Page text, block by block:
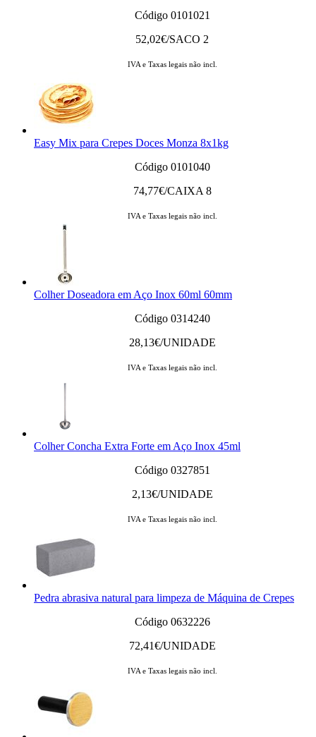
Código 0101021
52,02€/SACO 2
IVA e Taxas legais não incl.
Easy Mix para Crepes Doces Monza 8x1kg
Código 0101040
74,77€/CAIXA 8
IVA e Taxas legais não incl.
Colher Doseadora em Aço Inox 60ml 60mm
Código 0314240
28,13€/UNIDADE
IVA e Taxas legais não incl.
Colher Concha Extra Forte em Aço Inox 45ml
Código 0327851
2,13€/UNIDADE
IVA e Taxas legais não incl.
Pedra abrasiva natural para limpeza de Máquina de Crepes
Código 0632226
72,41€/UNIDADE
IVA e Taxas legais não incl.